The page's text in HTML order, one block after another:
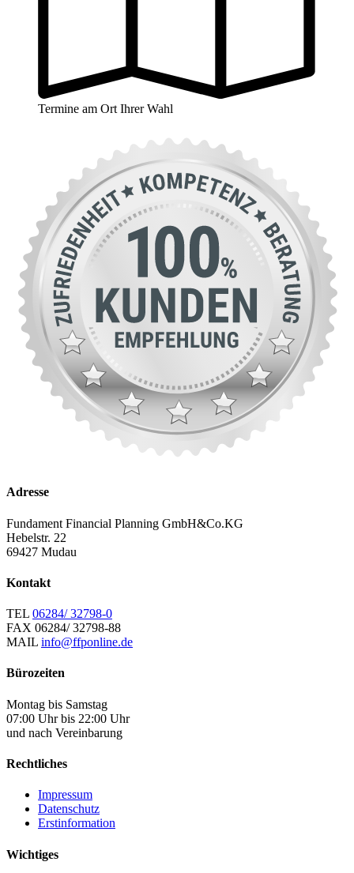
Termine am Ort Ihrer Wahl
Adresse
Fundament Financial Planning GmbH&Co.KG
Hebelstr. 22
69427 Mudau
Kontakt
TEL 06284/ 32798-0
FAX 06284/ 32798-88
MAIL info@ffponline.de
Bürozeiten
Montag bis Samstag
07:00 Uhr bis 22:00 Uhr
und nach Vereinbarung
Rechtliches
Impressum
Datenschutz
Erstinformation
Wichtiges